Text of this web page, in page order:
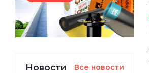
Новости Все новости